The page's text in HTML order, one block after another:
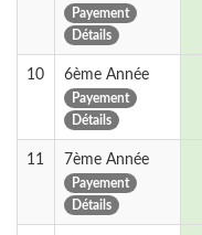
Payement
Détails
10 6ème Année
Payement
Détails
11 7ème Année
Payement
Détails